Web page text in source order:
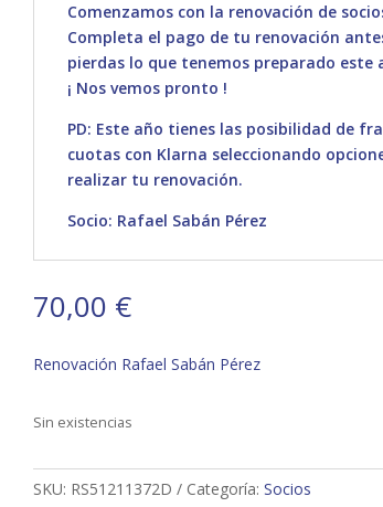
Comenzamos con la renovación de
Completa el pago de tu renovación
pierdas lo que tenemos preparado este
¡ Nos vemos pronto !
PD: Este año tienes las posibilidad de
cuotas con Klarna seleccionando
realizar tu renovación.
Socio: Rafael Sabán Pérez
70,00 €
Renovación Rafael Sabán Pérez
Sin existencias
SKU: RS51211372D Categoría: Socios